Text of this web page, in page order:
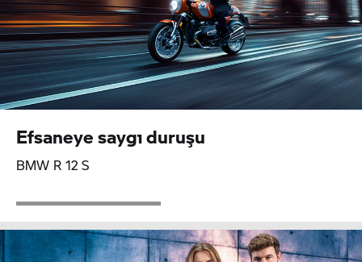
Efsaneye saygı duruşu
BMW R 12 S